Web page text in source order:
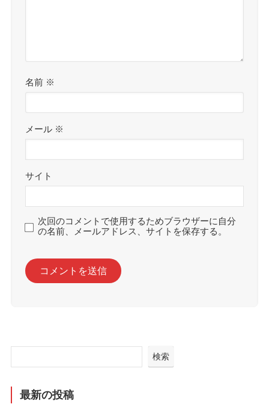
名前 ※
メール ※
サイト
次回のコメントで使用するためブラウザーに自分
の名前、メールアドレス、サイトを保存する。
検索
最新の投稿